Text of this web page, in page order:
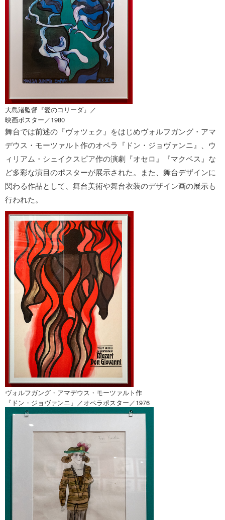
大島渚監督『愛のコリーダ』／
映画ポスター／1980
舞台では前述の『ヴォツェク』をはじめヴォルフガング・アマ
デウス・モーツァルト作のオペラ『ドン・ジョヴァンニ』、ウ
ィリアム・シェイクスピア作の演劇『オセロ』『マクベス』な
ど多彩な演目のポスターが展示された。また、舞台デザインに
関わる作品として、舞台美術や舞台衣装のデザイン画の展示も
行われた。
ヴォルフガング・アマデウス・モーツァルト作
『ドン・ジョヴァンニ』／オペラポスター／1976